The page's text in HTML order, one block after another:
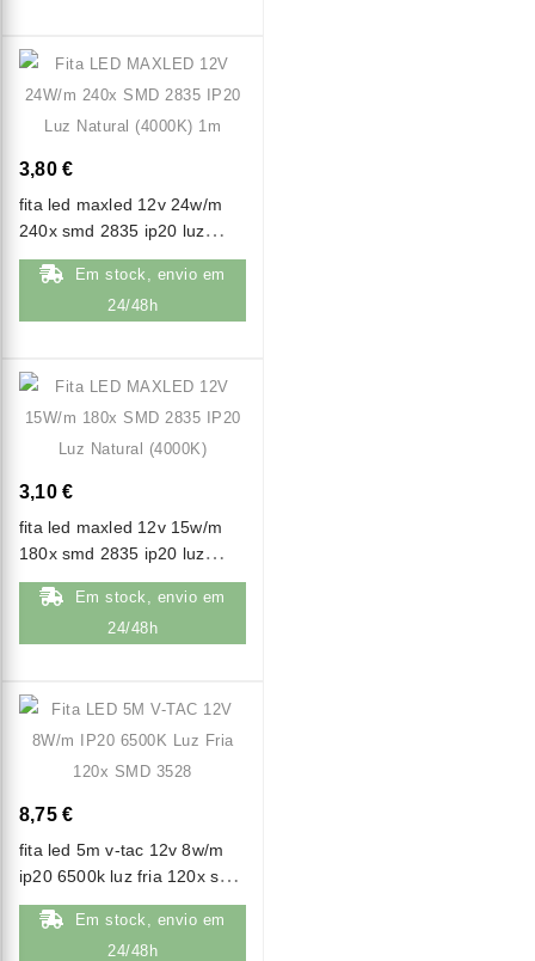
3,80 €
fita led maxled 12v 24w/m
240x smd 2835 ip20 luz
natural (4000k) 1m
Em stock, envio em
24/48h
3,10 €
fita led maxled 12v 15w/m
180x smd 2835 ip20 luz
natural (4000k)
Em stock, envio em
24/48h
8,75 €
fita led 5m v-tac 12v 8w/m
ip20 6500k luz fria 120x smd
3528
Em stock, envio em
24/48h